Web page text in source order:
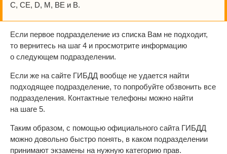
C, CE, D, M, BE и В.
Если первое подразделение из списка Вам не подходит,
то вернитесь на шаг 4 и просмотрите информацию
о следующем подразделении.
Если же на сайте ГИБДД вообще не удается найти
подходящее подразделение, то попробуйте обзвонить все
подразделения. Контактные телефоны можно найти
на шаге 5.
Таким образом, с помощью официального сайта ГИБДД
можно довольно быстро понять, в каком подразделении
принимают экзамены на нужную категорию прав.